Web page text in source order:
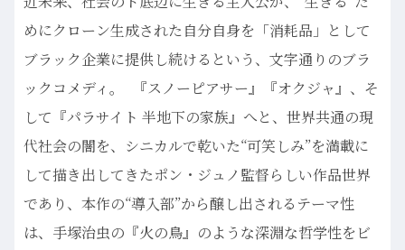
めにクローン生成された自分自身を「消耗品」として
ブラック企業に提供し続けるという、文字通りのブラ
ックコメディ。 『スノーピアサー』『オクジャ』、そ
して『パラサイト 半地下の家族』へと、世界共通の現
代社会の闇を、シニカルで乾いた“可笑しみ”を満載に
して描き出してきたポン・ジュノ監督らしい作品世界
であり、本作の“導入部”から醸し出されるテーマ性
は、手塚治虫の『火の鳥』のような深淵な哲学性をビ